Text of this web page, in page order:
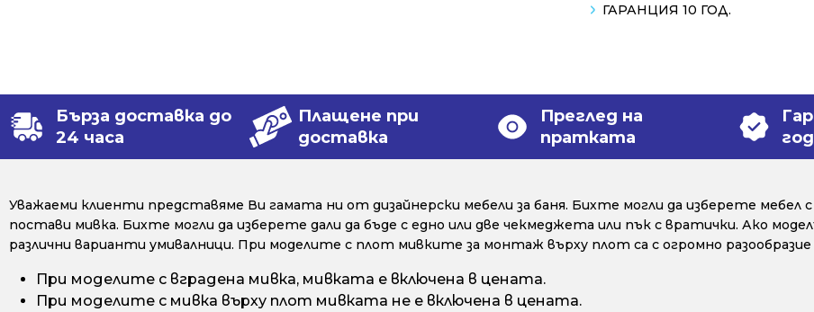
ГАРАНЦИЯ 10 ГОД.
Бърза доставка до
24 часа
Плащене при
доставка
Преглед на
пратката
Уважаеми клиенти представяме Ви гамата ни от дизайнерски мебели за баня. Бихте могли да изберете мебел
постави мивка. Бихте могли да изберете дали да бъде с едно или две чекмеджета или пък с вратички. Ако
различни варианти умивалници. При моделите с плот мивките за монтаж върху плот са с огромно
При моделите с вградена мивка, мивката е включена в цената.
При моделите с мивка върху плот мивката не е включена в цената.